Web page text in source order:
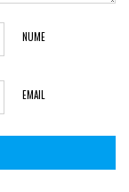
NUME
EMAIL